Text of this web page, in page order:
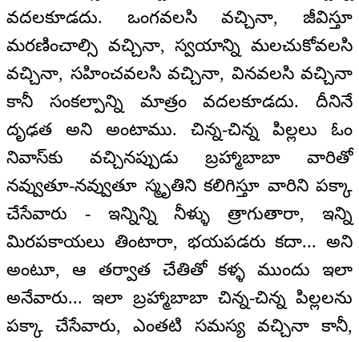
వదలకూడదు. ఒంగవలసి వచ్చినా, జీవిస్తూ
మరణించాల్సి వచ్చినా, స్వయాన్ని మలచుకోవలసి
వచ్చినా, సహించవలసి వచ్చినా, వినవలసి వచ్చినా
కానీ సంకల్పాన్ని మాత్రం వదలకూడదు. దీనినే
దృఢత అని అంటాము. చిన్న-చిన్న పిల్లలు ఓం
నివాస్‌కు వచ్చినప్పుడు బ్రహ్మాబాబా వారితో
నవ్వుతూ-నవ్వుతూ స్మృతిని కలిగిస్తూ వారిని పక్కా
చేసేవారు - ఇన్నిన్ని నీళ్ళు త్రాగుతారా, ఇన్ని
మిరపకాయలు తింటారా, భయపడరు కదా... అని
అంటూ, ఆ తర్వాత చేతితో కళ్ళ ముందు ఇలా
అనేవారు... ఇలా బ్రహ్మాబాబా చిన్న-చిన్న పిల్లలను
పక్కా చేసేవారు, ఎంతటి సమస్య వచ్చినా కానీ,